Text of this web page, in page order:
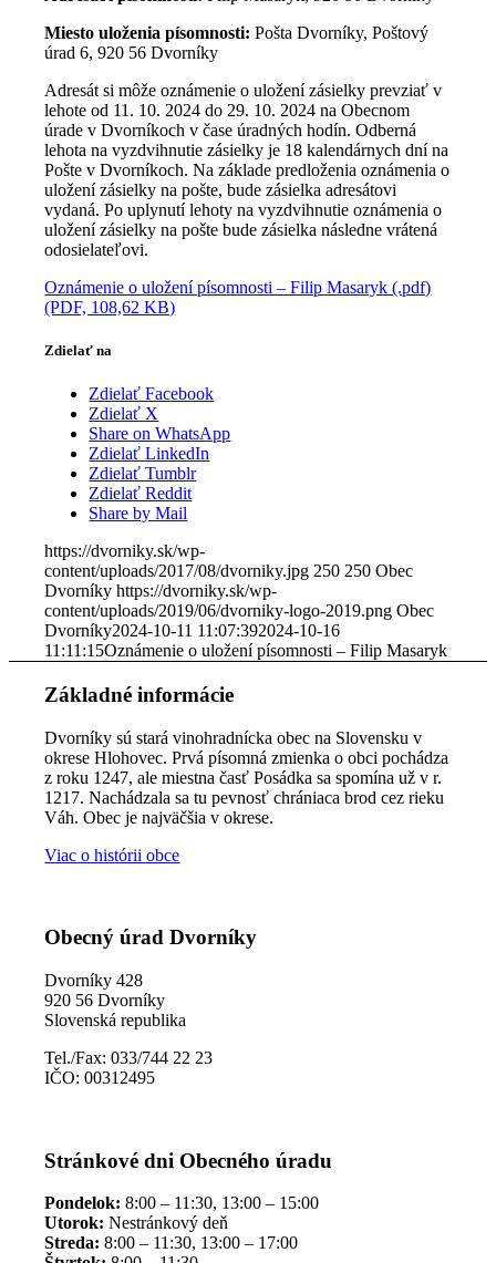
Miesto uloženia písomnosti: Pošta Dvorníky, Poštový
úrad 6, 920 56 Dvorníky
Adresát si môže oznámenie o uložení zásielky prevziať v
lehote od 11. 10. 2024 do 29. 10. 2024 na Obecnom
úrade v Dvorníkoch v čase úradných hodín. Odberná
lehota na vyzdvihnutie zásielky je 18 kalendárnych dní na
Pošte v Dvorníkoch. Na základe predloženia oznámenia o
uložení zásielky na pošte, bude zásielka adresátovi
vydaná. Po uplynutí lehoty na vyzdvihnutie oznámenia o
uložení zásielky na pošte bude zásielka následne vrátená
odosielateľovi.
Oznámenie o uložení písomnosti – Filip Masaryk (.pdf)
(PDF, 108,62 KB)
Zdielať na
Zdielať Facebook
Zdielať X
Share on WhatsApp
Zdielať LinkedIn
Zdielať Tumblr
Zdielať Reddit
Share by Mail
https://dvorniky.sk/wp-
content/uploads/2017/08/dvorniky.jpg 250 250 Obec
Dvorníky https://dvorniky.sk/wp-
content/uploads/2019/06/dvorniky-logo-2019.png Obec
Dvorníky2024-10-11 11:07:392024-10-16
11:11:15Oznámenie o uložení písomnosti – Filip Masaryk
Základné informácie
Dvorníky sú stará vinohradnícka obec na Slovensku v
okrese Hlohovec. Prvá písomná zmienka o obci pochádza
z roku 1247, ale miestna časť Posádka sa spomína už v r.
1217. Nachádzala sa tu pevnosť chrániaca brod cez rieku
Váh. Obec je najväčšia v okrese.
Viac o histórii obce
Obecný úrad Dvorníky
Dvorníky 428
920 56 Dvorníky
Slovenská republika
Tel./Fax: 033/744 22 23
IČO: 00312495
Stránkové dni Obecného úradu
Pondelok: 8:00 – 11:30, 13:00 – 15:00
Utorok: Nestránkový deň
Streda: 8:00 – 11:30, 13:00 – 17:00